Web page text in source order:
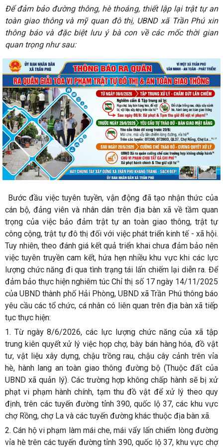
Để đảm bảo đường thông, hè thoáng, thiết lập lại trật tự an
toàn giao thông và mỹ quan đô thị, UBND xã Trần Phú xin
thông báo và đặc biệt lưu ý bà con về các mốc thời gian
quan trọng như sau:
Bước đầu việc tuyên tuyền, vận động đã tạo nhận thức của
cán bộ, đảng viên và nhân dân trên địa bàn xã về tầm quan
trọng của việc bảo đảm trật tự an toàn giao thông, trật tự
công cộng, trật tự đô thị đối với việc phát triển kinh tế - xã hội.
Tuy nhiên, theo đánh giá kết quả triển khai chưa đảm bảo nên
việc tuyên truyền cam kết, hứa hẹn nhiều khu vực khi các lực
lượng chức năng đi qua tình trạng tái lấn chiếm lại diễn ra. Để
đảm bảo thực hiện nghiêm túc Chỉ thị số 17 ngày 14/11/2025
của UBND thành phố Hải Phòng, UBND xã Trần Phú thông báo
yêu cầu các tổ chức, cá nhân có liên quan trên địa bàn xã tiếp
tục thực hiện:
1. Từ ngày 8/6/2026, các lực lượng chức năng của xã tập
trung kiên quyết xử lý việc họp chợ, bày bán hàng hóa, đồ vật
tư, vật liệu xây dựng, chậu trồng rau, chậu cây cảnh trên vỉa
hè, hành lang an toàn giao thông đường bộ (Thuộc đất của
UBND xã quản lý). Các trường hợp không chấp hành sẽ bị xử
phạt vi phạm hành chính, tạm thu đồ vật để xử lý theo quy
định, trên các tuyến đường tỉnh 390, quốc lộ 37, các khu vực
chợ Rồng, chợ La và các tuyến đường khác thuộc địa bàn xã.
2. Cán hộ vi phạm làm mái che, mái vẩy lấn chiếm lòng đường
vỉa hè trên các tuyến đường tỉnh 390, quốc lộ 37, khu vực chợ